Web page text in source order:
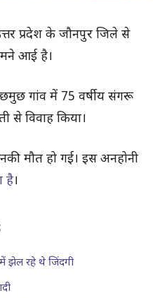
प्रदेश के जौनपुर जिले से
आई है।
गांव में 75 वर्षीय संगरू
से विवाह किया।
मौत हो गई। इस अनहोनी
है।
झेल रहे थे जिंदगी